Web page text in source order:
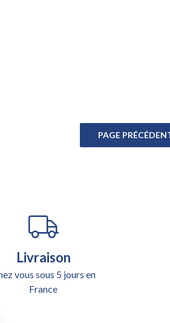
Livraison
vous sous 5 jours en
France